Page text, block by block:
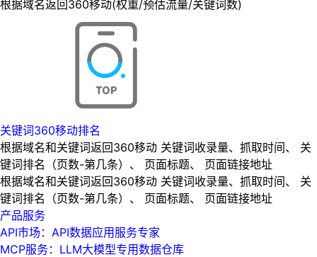
根据域名返回360移动(权重/预估流量/关键词数)
关键词360移动排名
根据域名和关键词返回360移动 关键词收录量、抓取时间、 关
键词排名（页数-第几条）、 页面标题、 页面链接地址
根据域名和关键词返回360移动 关键词收录量、抓取时间、 关
键词排名（页数-第几条）、 页面标题、 页面链接地址
产品服务
API市场：API数据应用服务专家
MCP服务：LLM大模型专用数据仓库